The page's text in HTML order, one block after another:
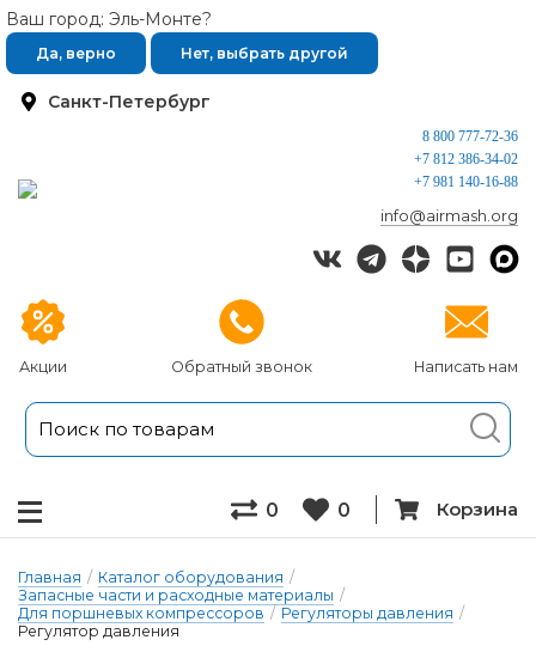
Санкт-Петербург
Ваш город: Эль-Монте?
Да, верно Нет, выбрать другой
Акции Обратный звонок Написать нам
8 800 777-72-36
+7 812 386-34-02
+7 981 140-16-88
info@airmash.org
0 0 Корзина
Главная / Каталог оборудования /
Запасные части и расходные материалы /
Для поршневых компрессоров / Регуляторы давления /
Регулятор давления